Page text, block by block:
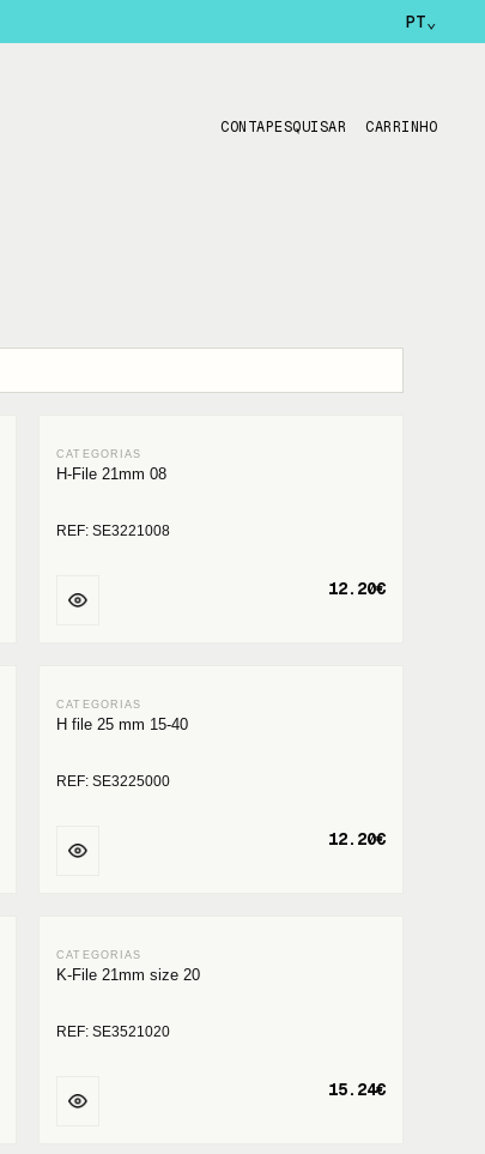
PT⌄
CONTAPESQUISAR CARRINHO
H-File 21mm 08
REF: SE3221008
12.20€
H file 25 mm 15-40
REF: SE3225000
12.20€
K-File 21mm size 20
REF: SE3521020
15.24€